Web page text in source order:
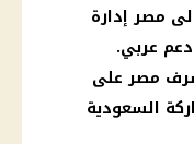
15 عامًا: تتولى مصر إدارة
عربي.
مصر على
السعودية